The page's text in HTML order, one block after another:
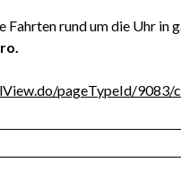
rund um die Uhr in
pageTypeId/9083/